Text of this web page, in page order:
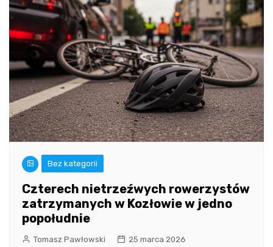
Bez kategorii
Czterech nietrzeźwych rowerzystów
zatrzymanych w Kozłowie w jedno
popołudnie
Tomasz Pawłowski 25 marca 2026